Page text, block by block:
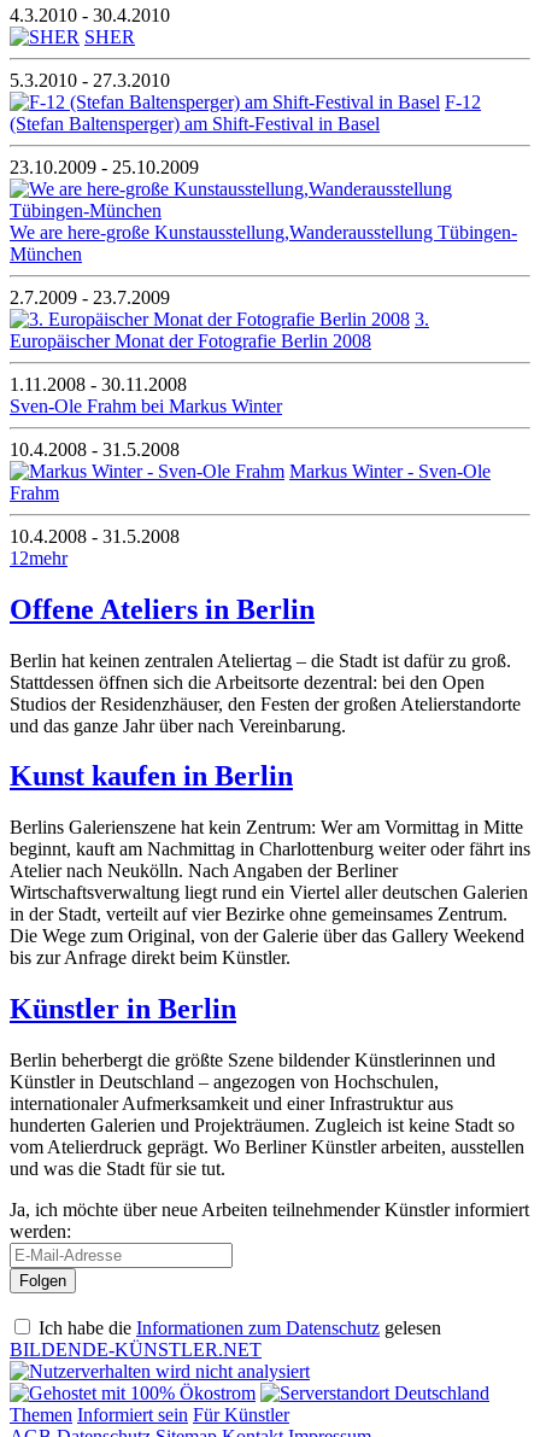
4.3.2010 - 30.4.2010
SHER
5.3.2010 - 27.3.2010
F-12
(Stefan Baltensperger) am Shift-Festival in Basel
23.10.2009 - 25.10.2009
We are here-große Kunstausstellung,Wanderausstellung Tübingen-
München
2.7.2009 - 23.7.2009
3.
Europäischer Monat der Fotografie Berlin 2008
1.11.2008 - 30.11.2008
Sven-Ole Frahm bei Markus Winter
10.4.2008 - 31.5.2008
Markus Winter - Sven-Ole
Frahm
10.4.2008 - 31.5.2008
1 2mehr
Offene Ateliers in Berlin
Berlin hat keinen zentralen Ateliertag – die Stadt ist dafür zu groß.
Stattdessen öffnen sich die Arbeitsorte dezentral: bei den Open
Studios der Residenzhäuser, den Festen der großen Atelierstandorte
und das ganze Jahr über nach Vereinbarung.
Kunst kaufen in Berlin
Berlins Galerienszene hat kein Zentrum: Wer am Vormittag in Mitte
beginnt, kauft am Nachmittag in Charlottenburg weiter oder fährt ins
Atelier nach Neukölln. Nach Angaben der Berliner
Wirtschaftsverwaltung liegt rund ein Viertel aller deutschen Galerien
in der Stadt, verteilt auf vier Bezirke ohne gemeinsames Zentrum.
Die Wege zum Original, von der Galerie über das Gallery Weekend
bis zur Anfrage direkt beim Künstler.
Künstler in Berlin
Berlin beherbergt die größte Szene bildender Künstlerinnen und
Künstler in Deutschland – angezogen von Hochschulen,
internationaler Aufmerksamkeit und einer Infrastruktur aus
hunderten Galerien und Projekträumen. Zugleich ist keine Stadt so
vom Atelierdruck geprägt. Wo Berliner Künstler arbeiten, ausstellen
und was die Stadt für sie tut.
Ja, ich möchte über neue Arbeiten teilnehmender Künstler informiert
werden:
Ich habe die Informationen zum Datenschutz gelesen
BILDENDE-KÜNSTLER.NET
Themen Informiert sein Für Künstler